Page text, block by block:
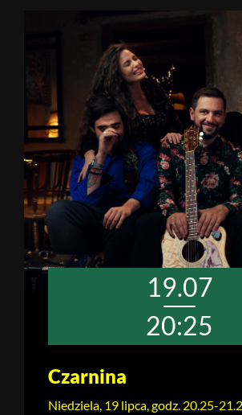
19.07
20:25
Czarnina
Niedziela, 19 lipca, godz. 20.25-